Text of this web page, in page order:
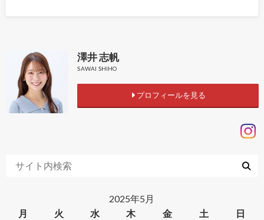
澤井 志帆
SAWAI SHIHO
プロフィールを見る
2025年5月
月
火 水 木 金 土
日